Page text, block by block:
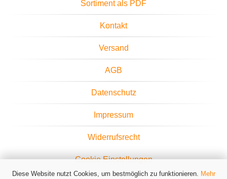
Diese Website nutzt Cookies, um bestmöglich zu funktionieren. Mehr
Sortiment als PDF
Kontakt
Versand
AGB
Datenschutz
Impressum
Widerrufsrecht
Cookie Einstellungen